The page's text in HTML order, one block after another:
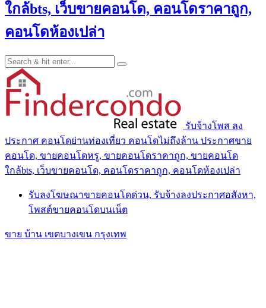
ใกล้bts, เว็บขายคอนโด, คอนโดราคาถูก,
คอนโดห้องเปล่า
รับจ้างโพส ลง
ประกาศ คอนโดย่านท่องเที่ยว คอนโดไม่ถึงล้าน ประกาศขาย
คอนโด, ขายคอนโดหรู, ขายคอนโดราคาถูก, ขายคอนโด
ใกล้bts, เว็บขายคอนโด, คอนโดราคาถูก, คอนโดห้องเปล่า
รับลงโฆษณาขายคอนโดด่วน, รับจ้างลงประกาศอสังหา,
โพสต์ขายคอนโดบนเน็ต
ขาย บ้าน เขตบางเขน กรุงเทพ